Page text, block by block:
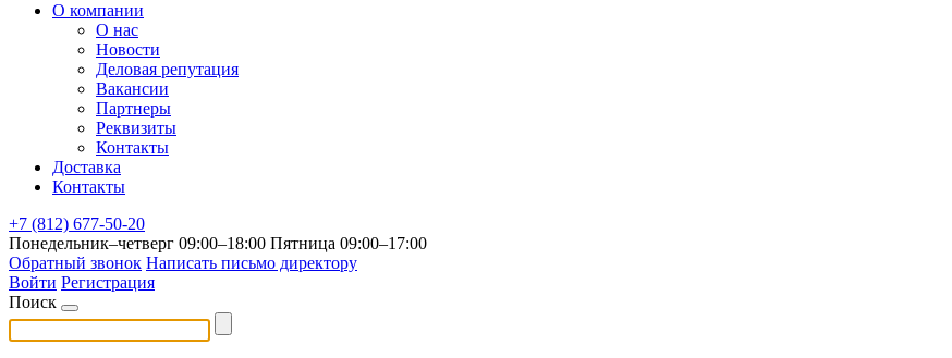
О компании
О нас
Новости
Деловая репутация
Вакансии
Партнеры
Реквизиты
Контакты
Доставка
Контакты
+7 (812) 677-50-20
Понедельник–четверг 09:00–18:00 Пятница 09:00–17:00
Обратный звонок Написать письмо директору
Войти Регистрация
Поиск